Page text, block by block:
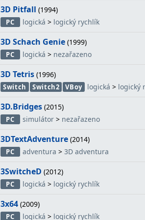
3D Pitfall (1994)
PC logická > logický rychlík
3D Schach Genie (1999)
PC logická > nezařazeno
3D Tetris (1996)
Switch Switch2 VBoy logická > logický
3D.Bridges (2015)
PC simulátor > nezařazeno
3DTextAdventure (2014)
PC adventura > 3D adventura
3SwitcheD (2012)
PC logická > logický rychlík
3x64 (2009)
PC logická > logický rychlík